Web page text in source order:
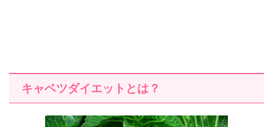
キャベツダイエットとは？